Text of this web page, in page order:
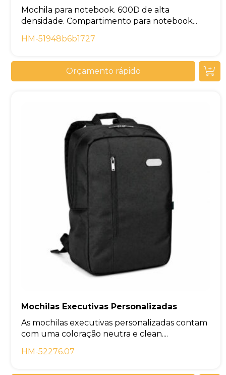
Mochila para notebook. 600D de alta
densidade. Compartimento para notebook...
HM-51948b6b1727
Orçamento rápido
Mochilas Executivas Personalizadas
As mochilas executivas personalizadas contam
com uma coloração neutra e clean....
HM-52276.07